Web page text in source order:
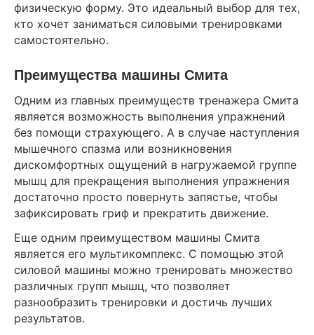
физическую форму. Это идеальный выбор для тех,
кто хочет заниматься силовыми тренировками
самостоятельно.
Преимущества машины Смита
Одним из главных преимуществ тренажера Смита
является возможность выполнения упражнений
без помощи страхующего. А в случае наступления
мышечного спазма или возникновения
дискомфортных ощущений в нагружаемой группе
мышц для прекращения выполнения упражнения
достаточно просто повернуть запястье, чтобы
зафиксировать гриф и прекратить движение.
Еще одним преимуществом машины Смита
является его мультикомплекс. С помощью этой
силовой машины можно тренировать множество
различных групп мышц, что позволяет
разнообразить тренировки и достичь лучших
результатов.